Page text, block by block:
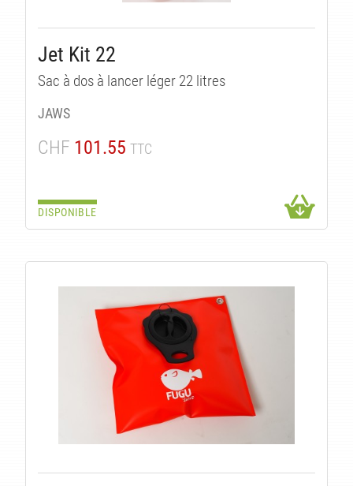
Jet Kit 22
Sac à dos à lancer léger 22 litres
JAWS
CHF 101.55 TTC
DISPONIBLE